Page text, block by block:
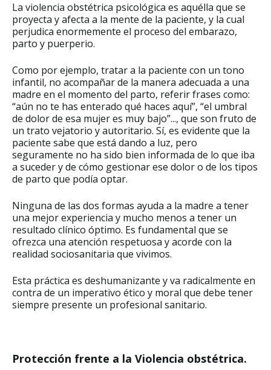
La violencia obstétrica psicológica es aquélla que se
proyecta y afecta a la mente de la paciente, y la cual
perjudica enormemente el proceso del embarazo,
parto y puerperio.
Como por ejemplo, tratar a la paciente con un tono
infantil, no acompañar de la manera adecuada a una
madre en el momento del parto, referir frases como:
“aún no te has enterado qué haces aquí”, “el umbral
de dolor de esa mujer es muy bajo”..., que son fruto de
un trato vejatorio y autoritario. Sí, es evidente que la
paciente sabe que está dando a luz, pero
seguramente no ha sido bien informada de lo que iba
a suceder y de cómo gestionar ese dolor o de los tipos
de parto que podía optar.
Ninguna de las dos formas ayuda a la madre a tener
una mejor experiencia y mucho menos a tener un
resultado clínico óptimo. Es fundamental que se
ofrezca una atención respetuosa y acorde con la
realidad sociosanitaria que vivimos.
Esta práctica es deshumanizante y va radicalmente en
contra de un imperativo ético y moral que debe tener
siempre presente un profesional sanitario.
Protección frente a la Violencia obstétrica.